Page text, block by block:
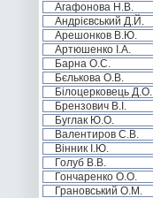
Агафонова Н.В.
Андрієвський Д.Й.
Арешонков В.Ю.
Артюшенко І.А.
Барна О.С.
Бєлькова О.В.
Білоцерковець Д.О.
Брензович В.І.
Буглак Ю.О.
Валентиров С.В.
Вінник І.Ю.
Голуб В.В.
Гончаренко О.О.
Грановський О.М.